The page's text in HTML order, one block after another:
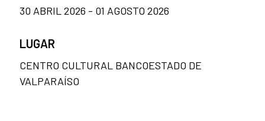
30 ABRIL 2026 - 01 AGOSTO 2026
LUGAR
CENTRO CULTURAL BANCOESTADO DE
VALPARAÍSO